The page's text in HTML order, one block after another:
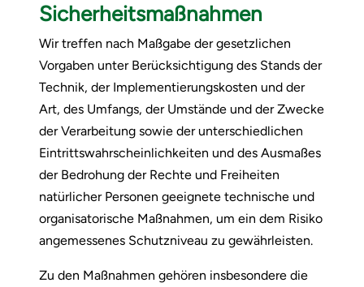
Sicherheitsmaßnahmen
Wir treffen nach Maßgabe der gesetzlichen
Vorgaben unter Berücksichtigung des Stands der
Technik, der Implementierungskosten und der
Art, des Umfangs, der Umstände und der Zwecke
der Verarbeitung sowie der unterschiedlichen
Eintrittswahrscheinlichkeiten und des Ausmaßes
der Bedrohung der Rechte und Freiheiten
natürlicher Personen geeignete technische und
organisatorische Maßnahmen, um ein dem Risiko
angemessenes Schutzniveau zu gewährleisten.
Zu den Maßnahmen gehören insbesondere die